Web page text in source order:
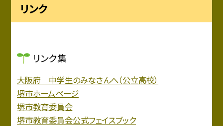
リンク
リンク集
大阪府 中学生のみなさんへ（公立高校）
堺市ホームページ
堺市教育委員会
堺市教育委員会公式フェイスブック